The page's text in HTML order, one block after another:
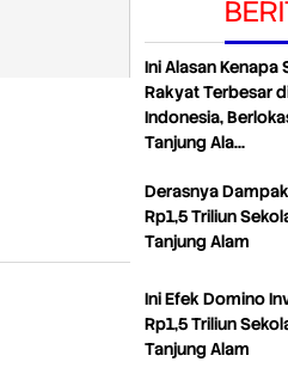
Ini Alasan Kenapa
Rakyat Terbesar
Indonesia,
Tanjung Ala…
Derasnya
Rp1,5 Triliun
Tanjung Alam
Ini Efek Domino
Rp1,5 Triliun
Tanjung Alam